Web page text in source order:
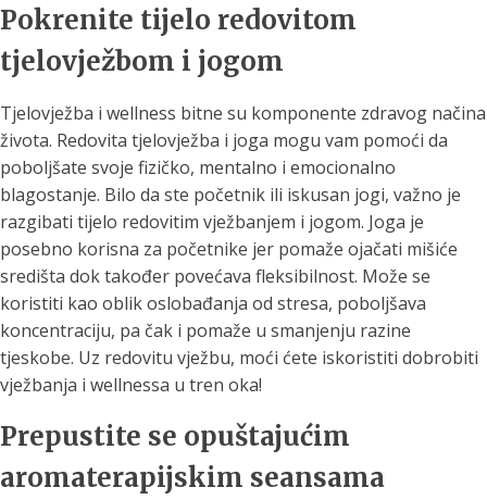
Pokrenite tijelo redovitom
tjelovježbom i jogom
Tjelovježba i wellness bitne su komponente zdravog načina
života. Redovita tjelovježba i joga mogu vam pomoći da
poboljšate svoje fizičko, mentalno i emocionalno
blagostanje. Bilo da ste početnik ili iskusan jogi, važno je
razgibati tijelo redovitim vježbanjem i jogom. Joga je
posebno korisna za početnike jer pomaže ojačati mišiće
središta dok također povećava fleksibilnost. Može se
koristiti kao oblik oslobađanja od stresa, poboljšava
koncentraciju, pa čak i pomaže u smanjenju razine
tjeskobe. Uz redovitu vježbu, moći ćete iskoristiti dobrobiti
vježbanja i wellnessa u tren oka!
Prepustite se opuštajućim
aromaterapijskim seansama